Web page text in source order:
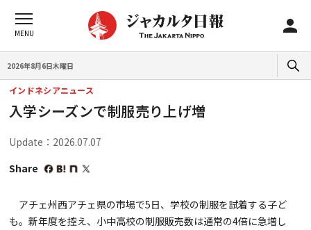
2026年8月6日木曜日
インドネシアニュース
入学シーズンで制服売り上げ増
Update：2026.07.07
Share
アチェ州西アチェ県の市場で5日、学校の制服を試着する子ど
も。新年度を控え、小中高校の制服販売数は通常の4倍に急増し